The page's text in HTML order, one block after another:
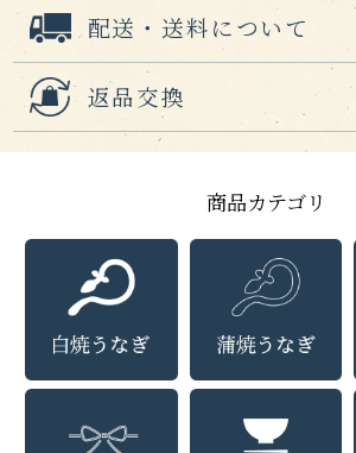
配送・送料について
返品交換
商品カテゴリ